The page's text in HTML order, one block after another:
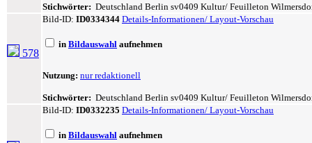
Stichwörter: Deutschland Berlin sv0409 Kultur/ Feuilleton
578
Bild-ID: ID0334344 Details-Informationen/ Layout-Vorschau
in Bildauswahl aufnehmen
Nutzung: nur redaktionell
Stichwörter: Deutschland Berlin sv0409 Kultur/ Feuilleton
Bild-ID: ID0332235 Details-Informationen/ Layout-Vorschau
in Bildauswahl aufnehmen